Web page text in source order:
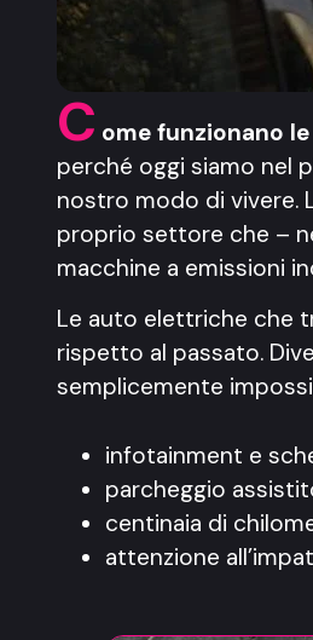
C ome funzionano
perché oggi siamo nel
nostro modo di vivere.
proprio settore che –
macchine a emissioni
Le auto elettriche che
rispetto al passato.
semplicemente
infotainment e
parcheggio
centinaia di
attenzione